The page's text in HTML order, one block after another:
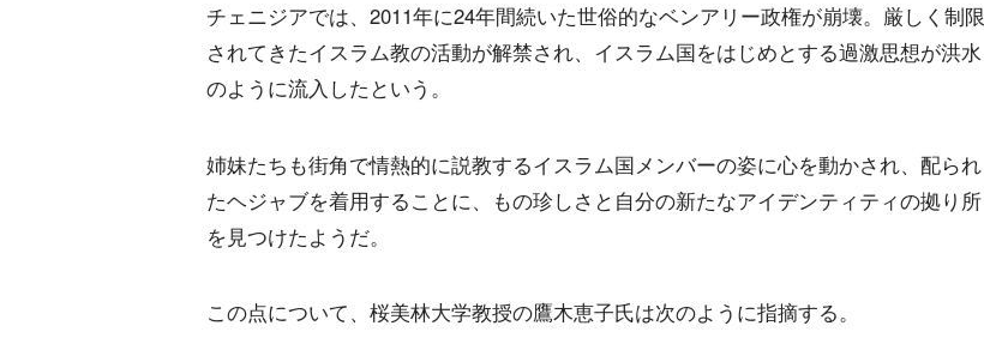
チェニジアでは、2011年に24年間続いた世俗的なベンアリー政権が崩壊。厳しく制限
されてきたイスラム教の活動が解禁され、イスラム国をはじめとする過激思想が洪水
のように流入したという。
姉妹たちも街角で情熱的に説教するイスラム国メンバーの姿に心を動かされ、配られ
たヘジャブを着用することに、もの珍しさと自分の新たなアイデンティティの拠り所
を見つけたようだ。
この点について、桜美林大学教授の鷹木恵子氏は次のように指摘する。